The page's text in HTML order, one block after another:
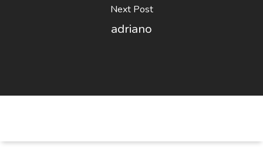
Next Post
adriano